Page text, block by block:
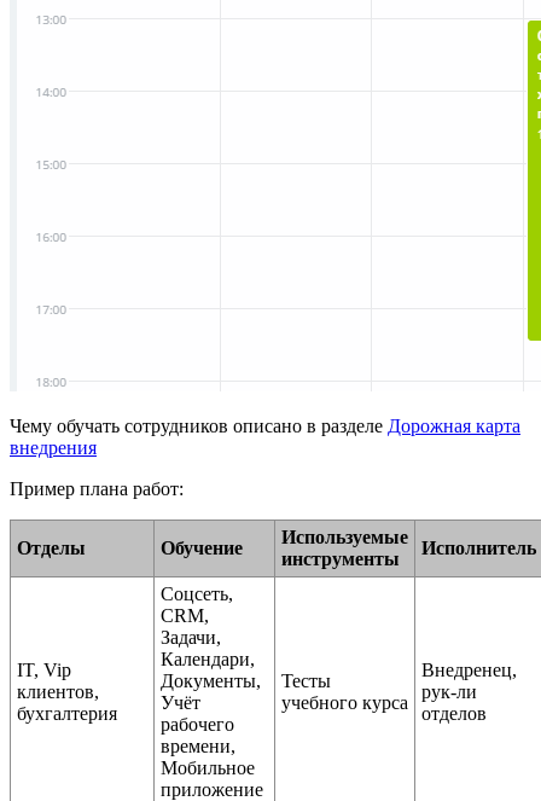
Чему обучать сотрудников описано в разделе Дорожная карта
внедрения
Пример плана работ:
Отделы Обучение
Используемые
инструменты
Исполнитель
IT, Vip
клиентов,
бухгалтерия
Соцсеть,
CRM,
Задачи,
Календари,
Документы,
Учёт
рабочего
времени,
Мобильное
приложение
Тесты
учебного курса
Внедренец,
рук-ли
отделов